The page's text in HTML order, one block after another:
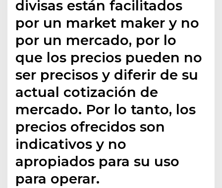
divisas están facilitados
por un market maker y no
por un mercado, por lo
que los precios pueden no
ser precisos y diferir de su
actual cotización de
mercado. Por lo tanto, los
precios ofrecidos son
indicativos y no
apropiados para su uso
para operar.